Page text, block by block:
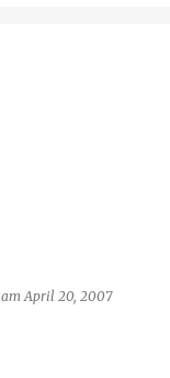
amApril 20, 2007